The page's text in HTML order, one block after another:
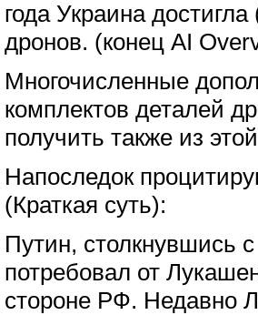
года Украина
дронов. (конец AI
Многочисленные
комплектов деталей
получить также из этой
Напоследок
(Краткая суть):
Путин, столкнувшись
потребовал от
стороне РФ. Недавно